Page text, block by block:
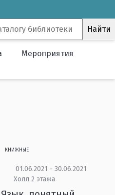
Мероприятия
КНИЖНЫЕ
01.06.2021 - 30.06.2021
Холл 2 этажа